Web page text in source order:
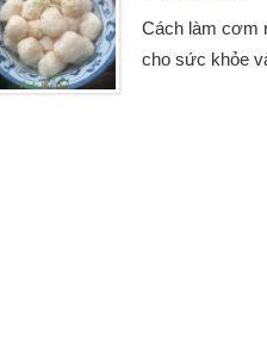
Cách làm cơm
cho sức khỏe